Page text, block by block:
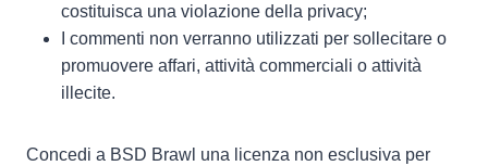
costituisca una violazione della privacy;
I commenti non verranno utilizzati per sollecitare o
promuovere affari, attività commerciali o attività
illecite.
Concedi a BSD Brawl una licenza non esclusiva per